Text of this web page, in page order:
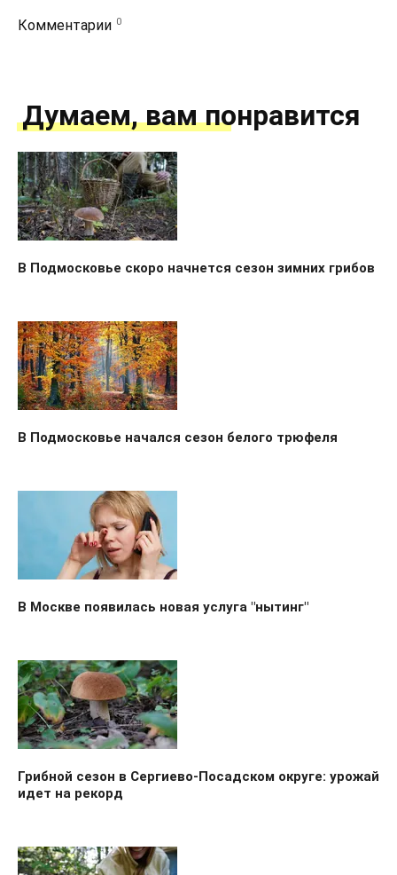
Комментарии 0
Думаем, вам понравится
В Подмосковье скоро начнется сезон зимних грибов
В Подмосковье начался сезон белого трюфеля
В Москве появилась новая услуга "нытинг"
Грибной сезон в Сергиево-Посадском округе: урожай
идет на рекорд